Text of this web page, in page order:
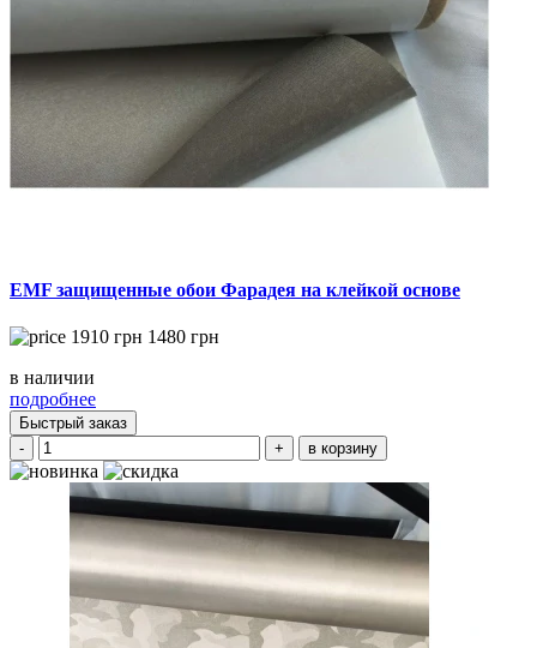
EMF защищенные обои Фарадея на клейкой основе
1910 грн 1480 грн
в наличии
подробнее
Быстрый заказ
-
+ в корзину